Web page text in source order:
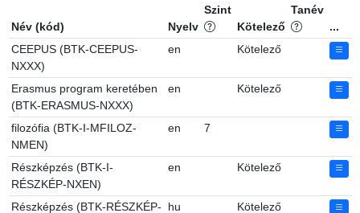
Név (kód) Nyelv
Szint
Kötelező
Tanév
...
CEEPUS (BTK-CEEPUS-
NXXX)
en Kötelező
Erasmus program keretében
(BTK-ERASMUS-NXXX)
en Kötelező
filozófia (BTK-I-MFILOZ-
NMEN)
en 7
Részképzés (BTK-I-
RÉSZKÉP-NXEN)
en Kötelező
Részképzés (BTK-RÉSZKÉP- hu Kötelező